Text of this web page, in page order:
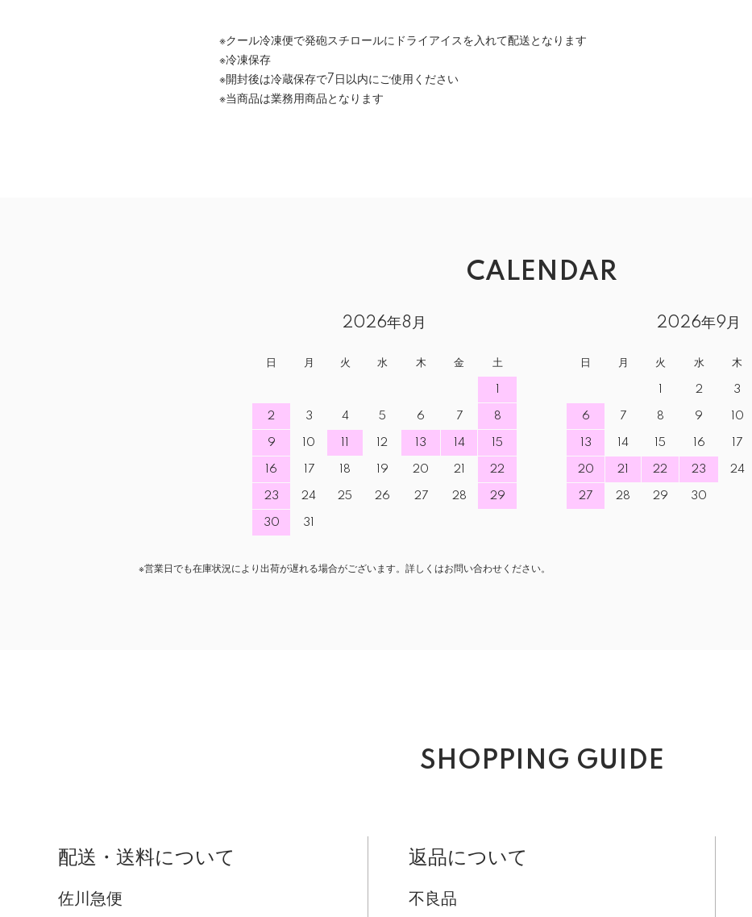
※クール冷凍便で発砲スチロールにドライアイスを入れて配送となります
※冷凍保存
※開封後は冷蔵保存で7日以内にご使用ください
※当商品は業務用商品となります
CALENDAR
2026年8月
日 月 火 水 木 金 土
2 3 4 5 6 7 8
9 10 12 13 14 15
16 17 18 19 20 21 22
23 24 25 26 27 28 29
30 31
2026年9月
日 月 火 水 木
2 3
6 7 8 9 10
13 14 15 16 17
20 21 22 23 24
27 28 29 30
※営業日でも在庫状況により出荷が遅れる場合がございます。詳しくはお問い合わせください。
SHOPPING GUIDE
配送・送料について
佐川急便
返品について
不良品